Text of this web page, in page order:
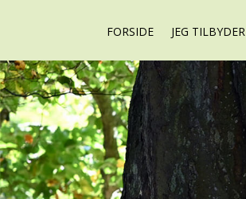
FORSIDE JEG TILBYDER